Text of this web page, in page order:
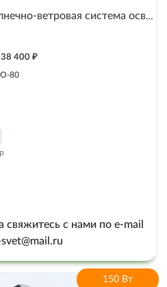
Автономная уличная солнечно-ветровая система освещения на солнечных батареях LE-Max VSSO-80
400 ₽
80
свяжитесь с нами по e-mail
150 Вт